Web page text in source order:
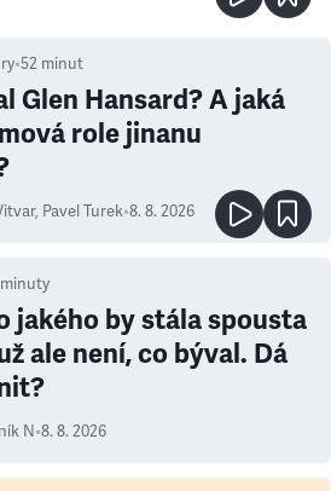
•52 minut
Glen Hansard? A jaká
role jinanu
, Pavel Turek•8. 8. 2026
minuty
jakého by stála spousta
ale není, co býval. Dá
N•8. 8. 2026